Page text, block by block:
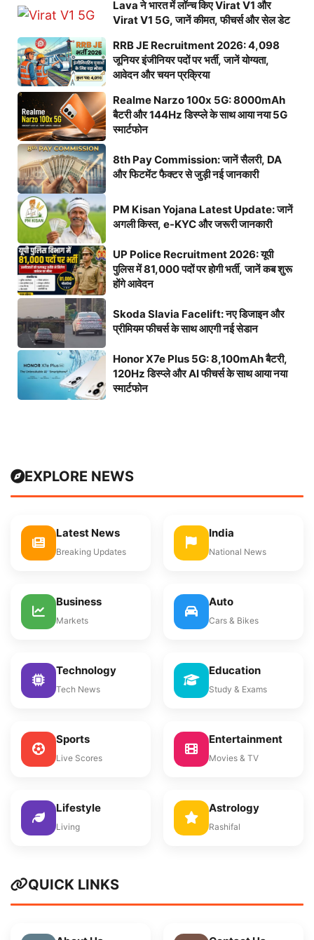
Lava ने भारत में लॉन्च किए Virat V1 और
Virat V1 5G, जानें कीमत, फीचर्स और सेल डेट
RRB JE Recruitment 2026: 4,098
जूनियर इंजीनियर पदों पर भर्ती, जानें योग्यता,
आवेदन और चयन प्रक्रिया
Realme Narzo 100x 5G: 8000mAh
बैटरी और 144Hz डिस्प्ले के साथ आया नया 5G
स्मार्टफोन
8th Pay Commission: जानें सैलरी, DA
और फिटमेंट फैक्टर से जुड़ी नई जानकारी
PM Kisan Yojana Latest Update: जानें
अगली किस्त, e-KYC और जरूरी जानकारी
UP Police Recruitment 2026: यूपी
पुलिस में 81,000 पदों पर होगी भर्ती, जानें कब शुरू
होंगे आवेदन
Skoda Slavia Facelift: नए डिजाइन और
प्रीमियम फीचर्स के साथ आएगी नई सेडान
Honor X7e Plus 5G: 8,100mAh बैटरी,
120Hz डिस्प्ले और AI फीचर्स के साथ आया नया
स्मार्टफोन
EXPLORE NEWS
Latest News
Breaking Updates
India
National News
Business
Markets
Auto
Cars & Bikes
Technology
Tech News
Education
Study & Exams
Sports
Live Scores
Entertainment
Movies & TV
Lifestyle
Living
Astrology
Rashifal
QUICK LINKS